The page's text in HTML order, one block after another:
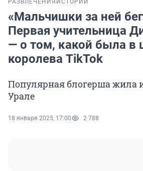
РАЗВЛЕЧЕНИЯ ИСТОРИИ
«Мальчишки за ней
Первая учительница
— о том, какой была в
королева TikTok
Популярная блогерша жила
Урале
18 января 2025, 17:00 2 788